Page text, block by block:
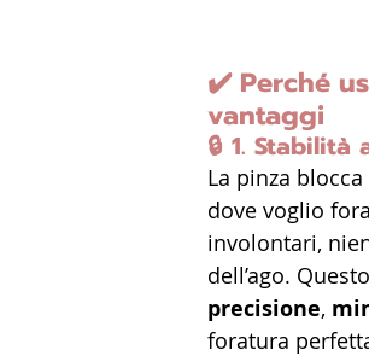
✔️ Perché
vantaggi
🔒 1. Stabilità
La pinza
dove voglio
involontari,
dell’ago.
precisione,
foratura